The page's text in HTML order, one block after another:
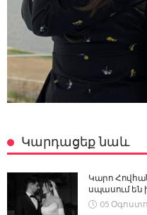
Կարդացեք նաև
Կարո
սպասում են
05